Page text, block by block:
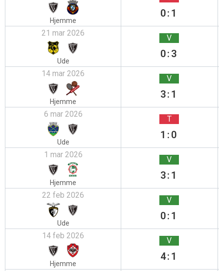
Hjemme
0:1
21 mar 2026
Ude
V
0:3
14 mar 2026
Hjemme
V
3:1
6 mar 2026
Ude
T
1:0
1 mar 2026
Hjemme
V
3:1
22 feb 2026
Ude
V
0:1
14 feb 2026
Hjemme
V
4:1